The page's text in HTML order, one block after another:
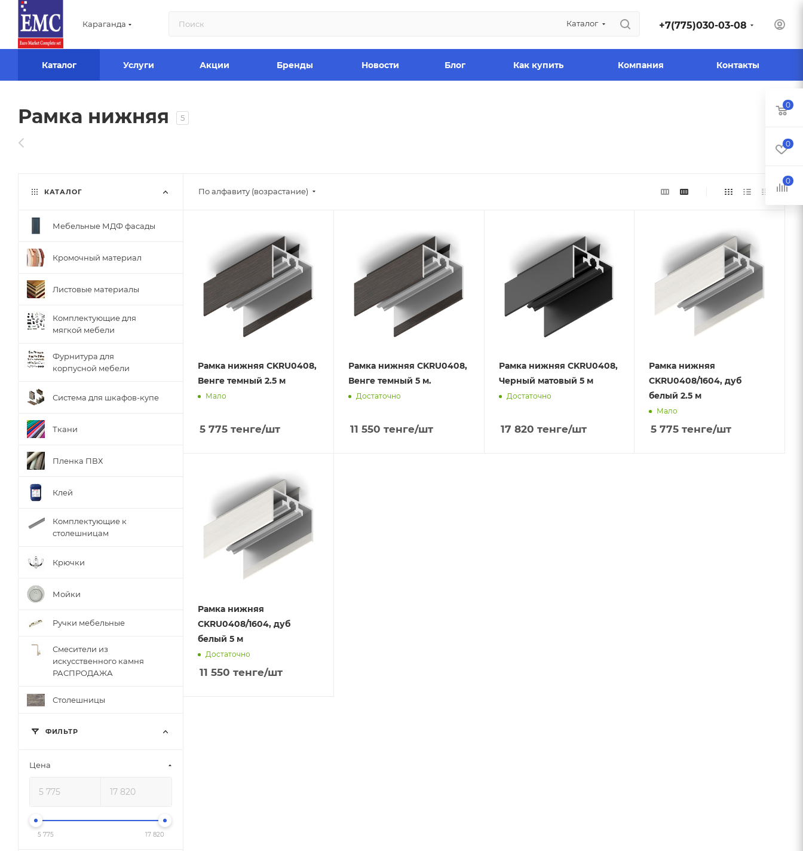
Караганда Каталог +7(775)030-03-08
Каталог Услуги Акции Бренды Новости Блог Как купить Компания Контакты
Рамка нижняя 5
По алфавиту (возрастание)
Рамка нижняя CKRU0408,
Венге темный 2.5 м
Мало
5 775 тенге/шт
Рамка нижняя CKRU0408,
Венге темный 5 м.
Достаточно
11 550 тенге/шт
Рамка нижняя CKRU0408,
Черный матовый 5 м
Достаточно
17 820 тенге/шт
Рамка нижняя
CKRU0408/1604, дуб
белый 2.5 м
Мало
5 775 тенге/шт
Рамка нижняя
CKRU0408/1604, дуб
белый 5 м
Достаточно
11 550 тенге/шт
КАТАЛОГ
Мебельные МДФ фасады
Кромочный материал
Листовые материалы
Комплектующие для
мягкой мебели
Фурнитура для
корпусной мебели
Система для шкафов-купе
Ткани
Пленка ПВХ
Клей
Комплектующие к
столешницам
Крючки
Мойки
Ручки мебельные
Смесители из
искусственного камня
РАСПРОДАЖА
Столешницы
ФИЛЬТР
Цена
5 775 17 820
0
0
0